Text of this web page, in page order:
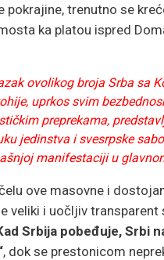
pokrajine, trenutno se
ka platou ispred
ovolikog broja Srba sa
uprkos svim
preprekama,
jedinstva i svesrpske
manifestaciji u
ove masovne i
veliki i uočljiv transparent
Srbija pobeđuje, Srbi
, dok se prestonicom